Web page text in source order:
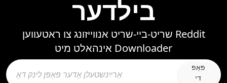
בילדער
שריט-ביי-שריט אנווייזונג צו ראטעווען Reddit
אינהאלט מיט Downloader
פּאַפּ
די